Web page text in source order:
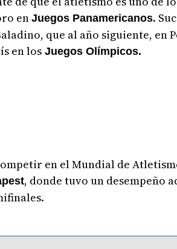
enJuegos Panamericanos.
que al año siguiente, en
en losJuegos Olímpicos.
en el Mundial de
, donde tuvo un desempeño